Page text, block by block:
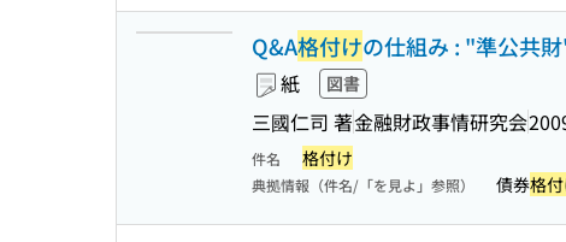
Q&A格付けの仕組み : "準公共
紙 図書
三國仁司 著金融財政事情研究会
件名 格付け
典拠情報（件名/「を見よ」参照） 債券格